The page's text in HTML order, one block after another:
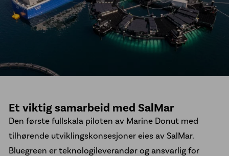
Etiske retningslinjer
Vårt engasjement for urfolk
Kontakt oss
Et viktig samarbeid med SalMar
Den første fullskala piloten av Marine Donut med
tilhørende utviklingskonsesjoner eies av SalMar.
Bluegreen er teknologileverandør og ansvarlig for